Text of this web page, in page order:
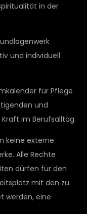
in der
und individuell
für Pflege
und
im Berufsalltag.
keine externe
Alle Rechte
dürfen für den
mit den zu
werden, eine